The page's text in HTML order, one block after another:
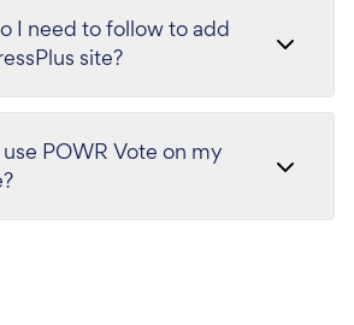
I need to follow to add
site?
POWR Vote on my